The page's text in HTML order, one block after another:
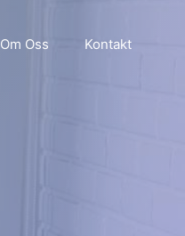
Om Oss Kontakt